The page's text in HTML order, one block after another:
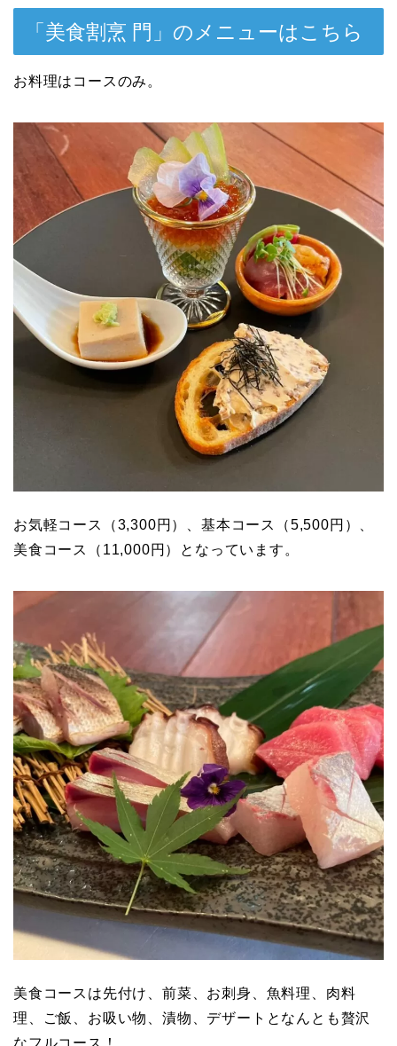
「美食割烹 門」のメニューはこちら
お料理はコースのみ。
お気軽コース（3,300円）、基本コース（5,500円）、
美食コース（11,000円）となっています。
美食コースは先付け、前菜、お刺身、魚料理、肉料
理、ご飯、お吸い物、漬物、デザートとなんとも贅沢